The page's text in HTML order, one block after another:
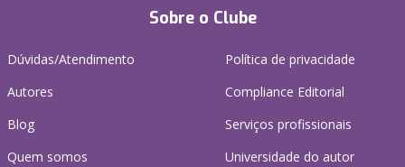
Sobre o Clube
Dúvidas/Atendimento
Autores
Blog
Quem somos
Política de privacidade
Compliance Editorial
Serviços profissionais
Universidade do autor